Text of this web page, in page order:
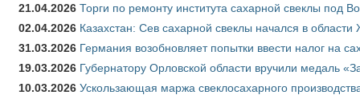
21.04.2026 Торги по ремонту института сахарной свеклы под
02.04.2026 Казахстан: Сев сахарной свеклы начался в области
31.03.2026 Германия возобновляет попытки ввести налог на
19.03.2026 Губернатору Орловской области вручили медаль
10.03.2026 Ускользающая маржа свеклосахарного